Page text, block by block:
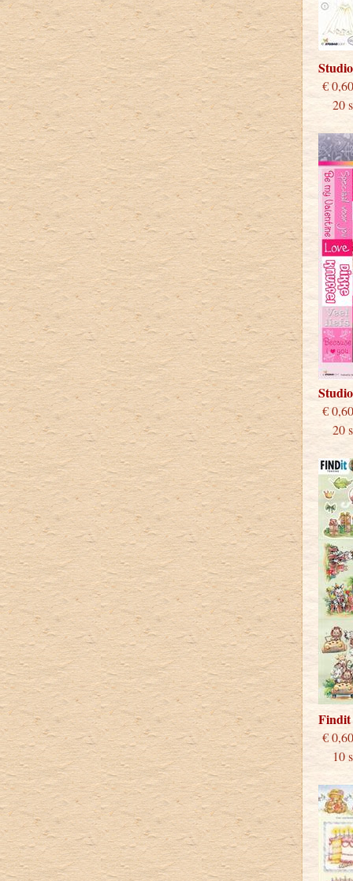
20
20
Findit
10